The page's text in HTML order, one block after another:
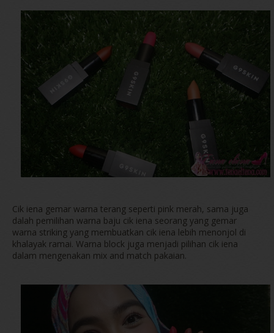
Cik iena gemar warna terang seperti pink merah, sama juga
dalah pemilihan warna baju cik iena seorang yang gemar
warna striking yang membuatkan cik iena lebih menonjol di
khalayak ramai. Warna block juga menjadi pilihan cik iena
dalam mengenakan mix and match pakaian.